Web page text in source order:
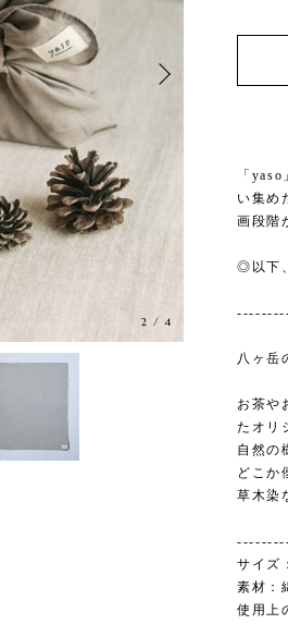
2 /4
「
い集め
画段階
◎以下
八ヶ岳
お茶や
たオリ
自然の
どこか
草木染
サイズ
素材：
使用上